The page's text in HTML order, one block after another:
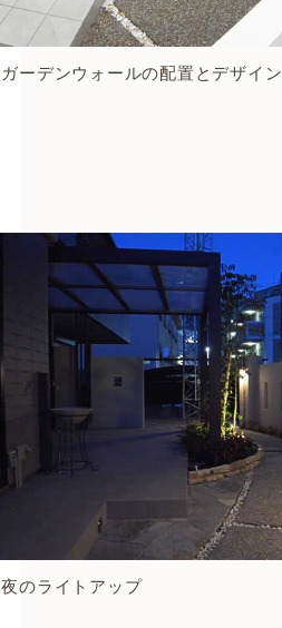
ガーデンウォールの配置とデザイン
夜のライトアップ